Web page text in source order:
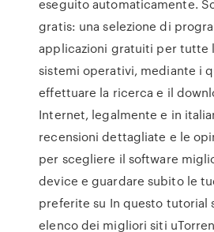
eseguito automaticamente.
gratis: una selezione di
applicazioni gratuiti per tutte
sistemi operativi, mediante i
effettuare la ricerca e il
Internet, legalmente e in
recensioni dettagliate e le
per scegliere il software
device e guardare subito le
preferite su In questo tutorial
elenco dei migliori siti